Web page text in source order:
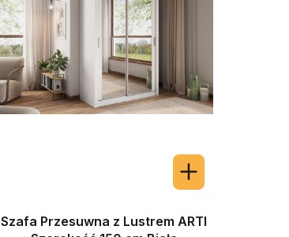
Szafa Przesuwna z Lustrem ARTI